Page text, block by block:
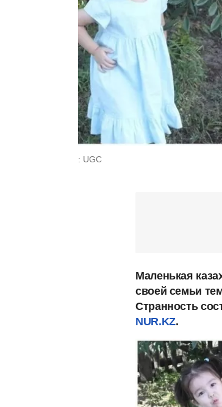
: UGC
Маленькая
своей семьи
Странность
NUR.KZ.